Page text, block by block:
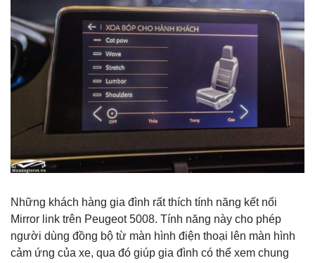
Những khách hàng gia đình rất thích tính năng kết nối
Mirror link trên Peugeot 5008. Tính năng này cho phép
người dùng đồng bộ từ màn hình điện thoại lên màn hình
cảm ứng của xe, qua đó giúp gia đình có thể xem chung